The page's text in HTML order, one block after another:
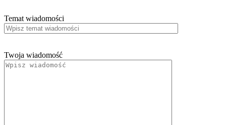
Temat wiadomości
Twoja wiadomość